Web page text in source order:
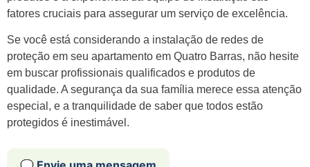
fatores cruciais para assegurar um serviço de excelência.
Se você está considerando a instalação de redes de
proteção em seu apartamento em Quatro Barras, não hesite
em buscar profissionais qualificados e produtos de
qualidade. A segurança da sua família merece essa atenção
especial, e a tranquilidade de saber que todos estão
protegidos é inestimável.